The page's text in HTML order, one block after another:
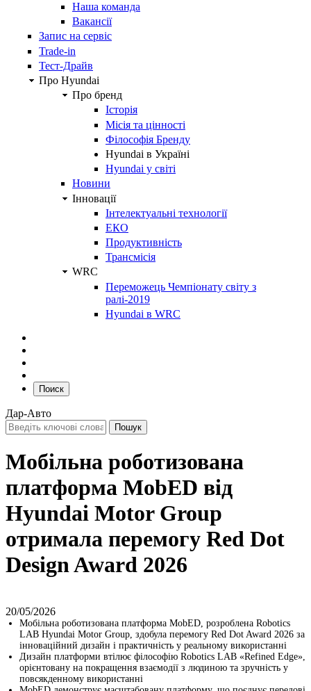
Наша команда
Вакансії
Запис на сервіс
Trade-in
Тест-Драйв
Про Hyundai
Про бренд
Історія
Місія та цінності
Філософія Бренду
Hyundai в Україні
Hyundai у світі
Новини
Інновації
Інтелектуальні технології
ЕКО
Продуктивність
Трансмісія
WRC
Переможець Чемпіонату світу з
ралі-2019
Hyundai в WRC
Поиск
Дар-Авто
Мобільна роботизована
платформа MobED від
Hyundai Motor Group
отримала перемогу Red Dot
Design Award 2026
20/05/2026
Мобільна роботизована платформа MobED, розроблена Robotics
LAB Hyundai Motor Group, здобула перемогу Red Dot Award 2026 за
інноваційний дизайн і практичність у реальному використанні
Дизайн платформи втілює філософію Robotics LAB «Refined Edge»,
орієнтовану на покращення взаємодії з людиною та зручність у
повсякденному використанні